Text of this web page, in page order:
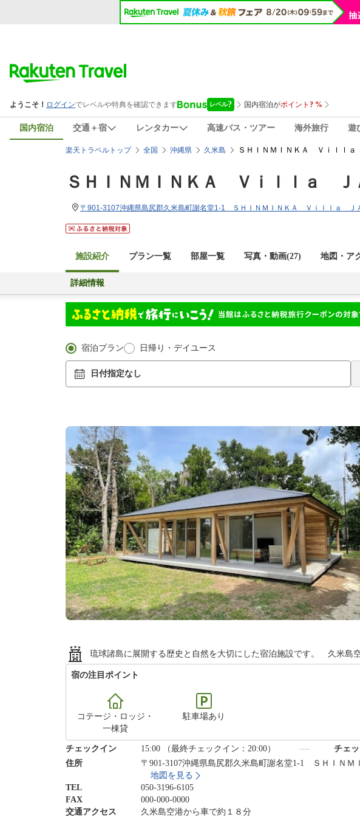
国内宿泊 交通＋宿 レンタカー 高速バス・ツアー 海外旅行 遊
楽天トラベルトップ 全国 沖縄県 久米島 ＳＨＩＮＭＩＮＫＡ Ｖｉｌｌ
ＳＨＩＮＭＩＮＫＡ Ｖｉｌｌａ Ｊ
〒901-3107沖縄県島尻郡久米島町謝名堂1-1 ＳＨＩＮＭＩＮＫＡ Ｖｉｌｌａ Ｊ
施設紹介 プラン一覧 部屋一覧 写真・動画(27) 地図・ア
詳細情報
宿泊プラン 日帰り・デイユース
日付指定なし
琉球諸島に展開する歴史と自然を大切にした宿泊施設です。 久米島
宿の注目ポイント
コテージ・ロッジ・
一棟貸
駐車場あり
チェックイン 15:00 （最終チェックイン：20:00） チェ
住所
〒901-3107沖縄県島尻郡久米島町謝名堂1-1 ＳＨＩＮ
地図を見る
TEL
050-3196-6105
FAX
000-000-0000
交通アクセス
久米島空港から車で約１８分